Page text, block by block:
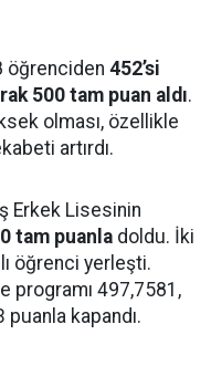
öğrenciden 452’si
500 tam puan aldı.
olması, özellikle
artırdı.
Erkek Lisesinin
tam puanla doldu. İki
öğrenci yerleşti.
programı 497,7581,
kapandı.